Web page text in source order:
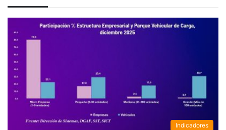
Indicadores